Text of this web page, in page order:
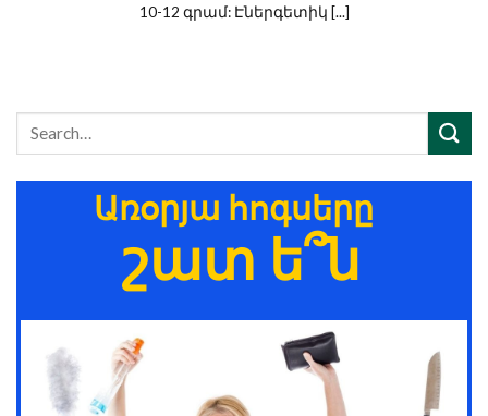
10-12 գրամ: Էներգետիկ [...]
Առօրյա հոգսերը
շատ ե՞ն